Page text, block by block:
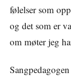
følelser som
og det som er
om møter jeg